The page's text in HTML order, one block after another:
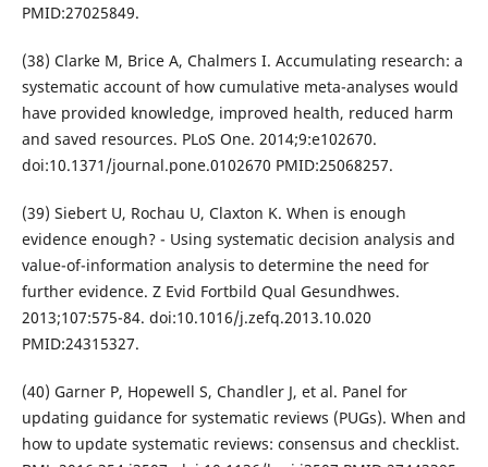
PMID:27025849.
(38) Clarke M, Brice A, Chalmers I. Accumulating research: a
systematic account of how cumulative meta-analyses would
have provided knowledge, improved health, reduced harm
and saved resources. PLoS One. 2014;9:e102670.
doi:10.1371/journal.pone.0102670 PMID:25068257.
(39) Siebert U, Rochau U, Claxton K. When is enough
evidence enough? - Using systematic decision analysis and
value-of-information analysis to determine the need for
further evidence. Z Evid Fortbild Qual Gesundhwes.
2013;107:575-84. doi:10.1016/j.zefq.2013.10.020
PMID:24315327.
(40) Garner P, Hopewell S, Chandler J, et al. Panel for
updating guidance for systematic reviews (PUGs). When and
how to update systematic reviews: consensus and checklist.